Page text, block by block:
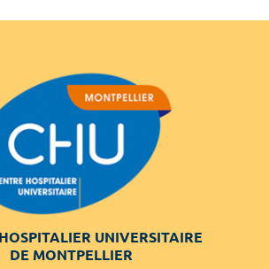
UNIVERSITAIRE
DE MONTPELLIER